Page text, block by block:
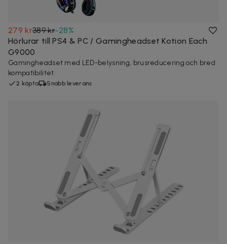
279 kr389 kr-28%
Hörlurar till PS4 & PC / Gamingheadset Kotion Each
G9000
Gamingheadset med LED-belysning, brusreducering och bred
kompatibilitet.
2 köpta Snabb leverans